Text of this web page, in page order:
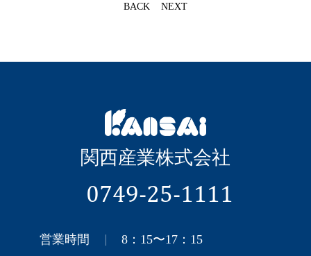
BACK NEXT
関西産業株式会社
0749-25-1111
営業時間
8：15〜17：15